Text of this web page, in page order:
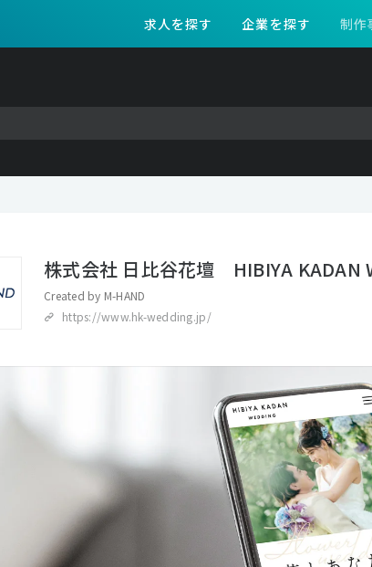
求人を探す 企業を探す 制作
株式会社 日比谷花壇 HIBIYA KADAN
Created by M-HAND
https://www.hk-wedding.jp/